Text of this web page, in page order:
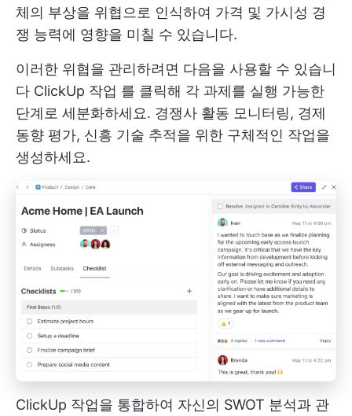
체의 부상을 위협으로 인식하여 가격 및 가시성 경
쟁 능력에 영향을 미칠 수 있습니다.
이러한 위협을 관리하려면 다음을 사용할 수 있습니
다 ClickUp 작업 를 클릭해 각 과제를 실행 가능한
단계로 세분화하세요. 경쟁사 활동 모니터링, 경제
동향 평가, 신흥 기술 추적을 위한 구체적인 작업을
생성하세요.
ClickUp 작업을 통합하여 자신의 SWOT 분석과 관